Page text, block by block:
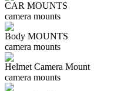
CAR MOUNTS
camera mounts
Body MOUNTS
camera mounts
Helmet Camera Mount
camera mounts